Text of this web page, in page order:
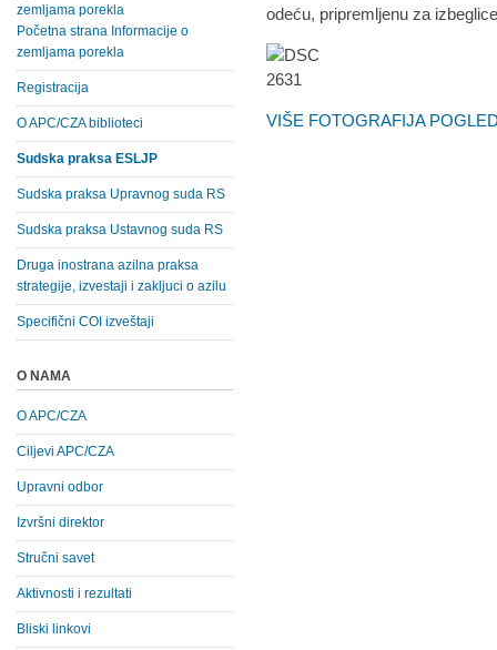
odeću, pripremljenu za
VIŠE FOTOGRAFIJA
Početna strana Informacije o
zemljama porekla
Registracija
O APC/CZA biblioteci
Sudska praksa ESLJP
Sudska praksa Upravnog suda RS
Sudska praksa Ustavnog suda RS
Druga inostrana azilna praksa
strategije, izvestaji i zakljuci o azilu
Specifični COI izveštaji
O NAMA
O APC/CZA
Ciljevi APC/CZA
Upravni odbor
Izvršni direktor
Stručni savet
Aktivnosti i rezultati
Bliski linkovi